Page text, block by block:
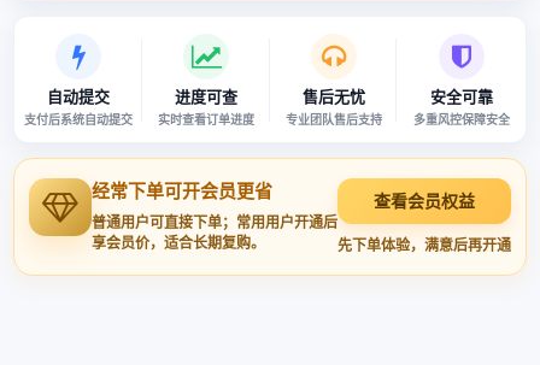
自动提交
支付后系统自动提交
进度可查
实时查看订单进度
售后无忧
专业团队售后支持
安全可靠
多重风控保障安全
经常下单可开会员更省
普通用户可直接下单；常用用户开通后
享会员价，适合长期复购。
查看会员权益
先下单体验，满意后再开通